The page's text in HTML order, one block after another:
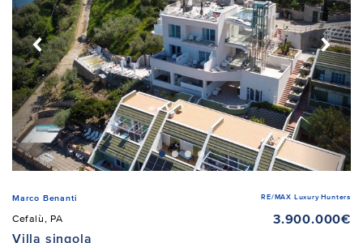
Marco Benanti RE/MAX Luxury Hunters
Cefalù, PA
3.900.000€
Villa singola